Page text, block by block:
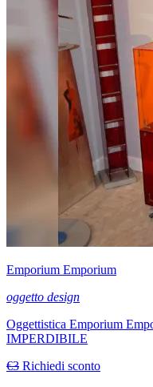
Emporium Emporium
oggetto design
Oggettistica Emporium
IMPERDIBILE
€3 Richiedi sconto